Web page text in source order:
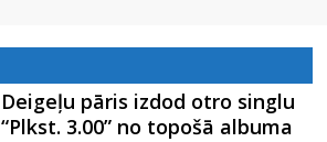
Deigeļu pāris izdod otro singlu
“Plkst. 3.00” no topošā albuma